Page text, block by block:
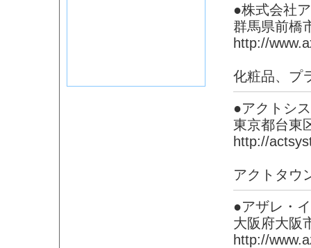
●株式会社
群馬県前橋
http://
化粧品、プ
●アクトシ
東京都台東
http://
アクトタウ
●アザレ・
大阪府大阪
http://